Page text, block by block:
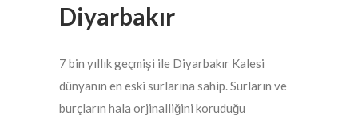
Diyarbakır
7 bin yıllık geçmişi ile Diyarbakır Kalesi
dünyanın en eski surlarına sahip. Surların ve
burçların hala orjinalliğini koruduğu